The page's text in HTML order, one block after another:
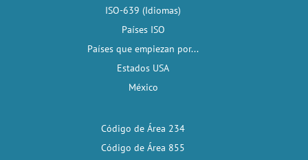
ISO-639 (Idiomas)
Países ISO
Países que empiezan por...
Estados USA
México
Código de Área 234
Código de Área 855